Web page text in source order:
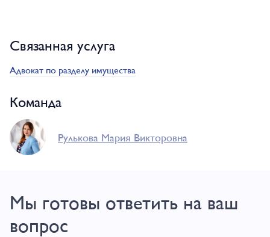
Связанная услуга
Адвокат по разделу имущества
Команда
Рулькова Мария Викторовна
Мы готовы ответить на ваш
вопрос